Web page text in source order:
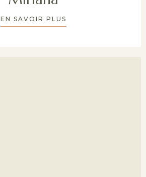
EN SAVOIR PLUS